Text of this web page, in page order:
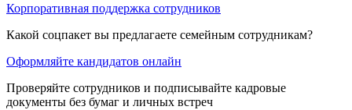
Корпоративная поддержка сотрудников
Какой соцпакет вы предлагаете семейным сотрудникам?
Оформляйте кандидатов онлайн
Проверяйте сотрудников и подписывайте кадровые
документы без бумаг и личных встреч